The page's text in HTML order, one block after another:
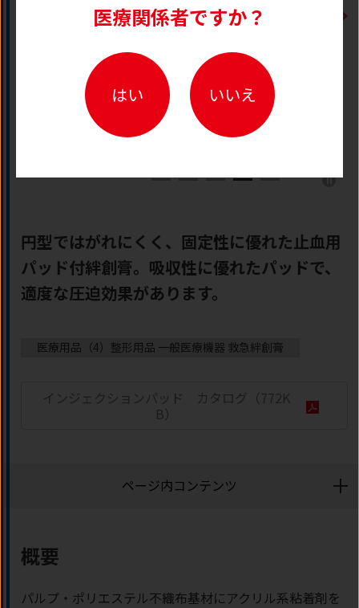
円型ではがれにくく、固定性に優れた止血用
パッド付絆創膏。吸収性に優れたパッドで、
適度な圧迫効果があります。
医療用品（4）整形用品 一般医療機器 救急絆創膏
インジェクションパッド カタログ （772K
B）
ページ内コンテンツ
概要
パルプ・ポリエステル不織布基材にアクリル系粘着剤を
医療関係者ですか？
はい いいえ